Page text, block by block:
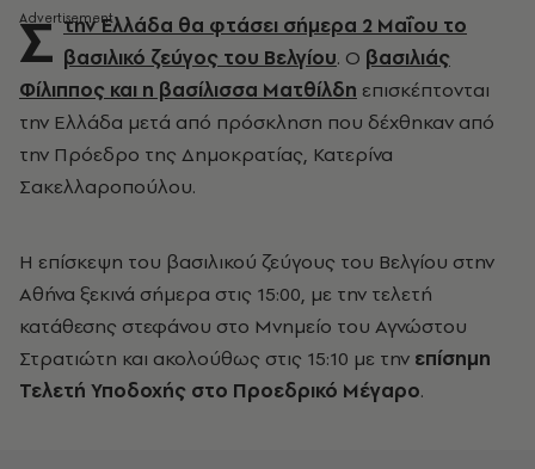
Σ την Ελλάδα θα φτάσει σήμερα 2 Μαΐου το
βασιλικό ζεύγος του Βελγίου. Ο βασιλιάς
Φίλιππος και η βασίλισσα Ματθίλδη επισκέπτονται
την Ελλάδα μετά από πρόσκληση που δέχθηκαν από
την Πρόεδρο της Δημοκρατίας, Κατερίνα
Σακελλαροπούλου.
Η επίσκεψη του βασιλικού ζεύγους του Βελγίου στην
Αθήνα ξεκινά σήμερα στις 15:00, με την τελετή
κατάθεσης στεφάνου στο Μνημείο του Αγνώστου
Στρατιώτη και ακολούθως στις 15:10 με την επίσημη
Τελετή Υποδοχής στο Προεδρικό Μέγαρο.